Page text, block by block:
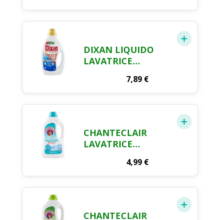
DI PRIMAVERA 2 L
DIXAN LIQUIDO
LAVATRICE
7,89 €
CHANTECLAIR
LAVATRICE
IGIENIZZANTE 28
LAV. 1260 ML
4,99 €
CHANTECLAIR